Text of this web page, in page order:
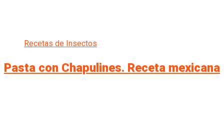
Recetas de Insectos
Pasta con Chapulines. Receta mexicana